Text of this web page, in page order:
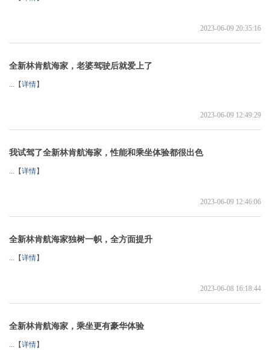
2023-06-09 20:35:16
全新林肯航海家，老婆驾驶后就爱上了
...【详情】
2023-06-09 12:49:29
我试驾了全新林肯航海家，性能和乘坐体验都很出色
...【详情】
2023-06-09 12:46:06
全新林肯航海家独树一帜，全方面提升
...【详情】
2023-06-08 16:18:44
全新林肯航海家，乘坐更有豪华体验
...【详情】